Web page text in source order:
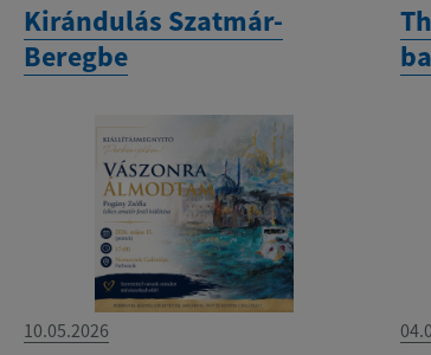
Kirándulás Szatmár-
Beregbe
10.05.2026